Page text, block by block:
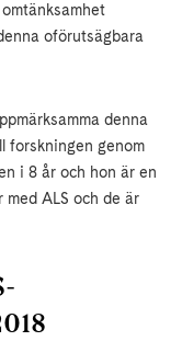
oförutsägbara
denna
forskningen genom
i 8 år och hon är en
ALS och de är